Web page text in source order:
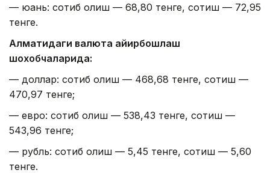
— юань: сотиб олиш — 68,80 тенге, сотиш — 72,95
тенге.
Алматидаги валюта айирбошлаш
шохобчаларида:
— доллар: сотиб олиш — 468,68 тенге, сотиш —
470,97 тенге;
— евро: сотиб олиш — 538,43 тенге, сотиш —
543,96 тенге;
— рубль: сотиб олиш — 5,45 тенге, сотиш — 5,60
тенге.